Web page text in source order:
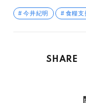
今井紀明 食糧支
SHARE